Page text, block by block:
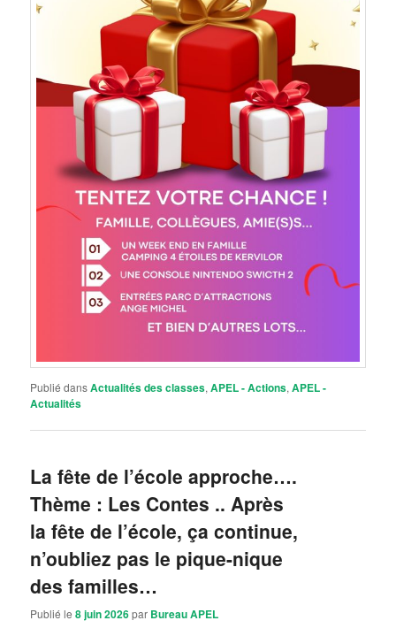
Publié dansActualités des classes,APEL - Actions,APEL -
Actualités
La fête de l’école approche….
Thème : Les Contes .. Après
la fête de l’école, ça continue,
n’oubliez pas le pique-nique
des familles…
Publié le8 juin 2026par Bureau APEL